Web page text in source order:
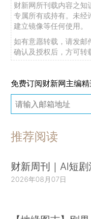
财新网所刊载内容之知
专属所有或持有。未经
建立镜像等任何使用。
如有意愿转载，请发邮
确认及授权后，方可转
免费订阅财新网主编
推荐阅读
财新周刊｜AI短
2026年08月07日